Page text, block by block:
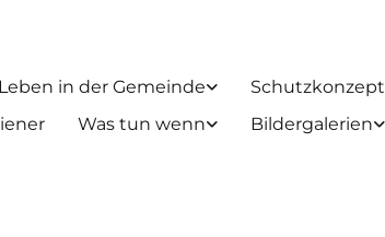
Leben in der Gemeinde
Schutzkonzept
Was tun wenn Bildergalerien